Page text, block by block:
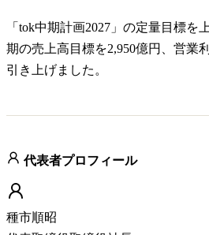
「tok中期計画2027」の定量目標を
期の売上高目標を2,950億円、営業
引き上げました。
代表者プロフィール
種市順昭